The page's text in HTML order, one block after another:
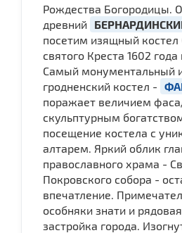
Рождества Богородицы.
древний
посетим изящный
святого Креста 1602 года
Самый монументальный
гродненский костел -
поражает величием
скульптурным
посещение костела с
алтарем. Яркий облик
православного храма -
Покровского собора -
впечатление.
особняки знати и
застройка города.